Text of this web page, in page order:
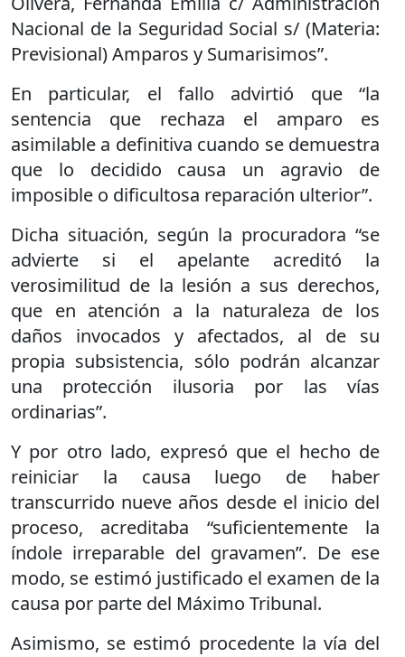
Nacional de la Seguridad Social s/ (Materia:
Previsional) Amparos y Sumarisimos”.
En particular, el fallo advirtió que “la
sentencia que rechaza el amparo es
asimilable a definitiva cuando se demuestra
que lo decidido causa un agravio de
imposible o dificultosa reparación ulterior”.
Dicha situación, según la procuradora “se
advierte si el apelante acreditó la
verosimilitud de la lesión a sus derechos,
que en atención a la naturaleza de los
daños invocados y afectados, al de su
propia subsistencia, sólo podrán alcanzar
una protección ilusoria por las vías
ordinarias”.
Y por otro lado, expresó que el hecho de
reiniciar la causa luego de haber
transcurrido nueve años desde el inicio del
proceso, acreditaba “suficientemente la
índole irreparable del gravamen”. De ese
modo, se estimó justificado el examen de la
causa por parte del Máximo Tribunal.
Asimismo, se estimó procedente la vía del